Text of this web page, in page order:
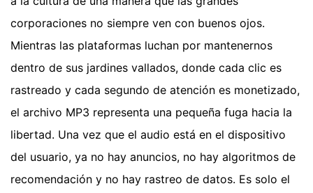
corporaciones no siempre ven con buenos ojos.
Mientras las plataformas luchan por mantenernos
dentro de sus jardines vallados, donde cada clic es
rastreado y cada segundo de atención es monetizado,
el archivo MP3 representa una pequeña fuga hacia la
libertad. Una vez que el audio está en el dispositivo
del usuario, ya no hay anuncios, no hay algoritmos de
recomendación y no hay rastreo de datos. Es solo el